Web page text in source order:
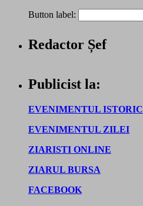
Button label:
Redactor Șef
Publicist la:
EVENIMENTUL ISTORIC
EVENIMENTUL ZILEI
ZIARISTI ONLINE
ZIARUL BURSA
FACEBOOK